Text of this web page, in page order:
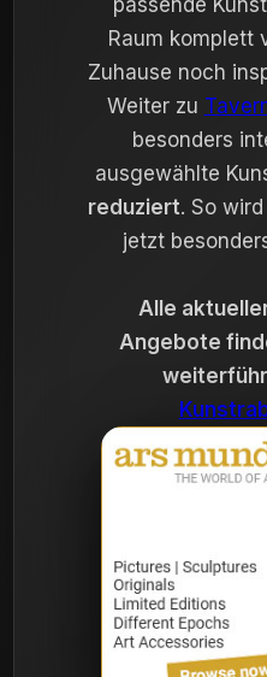
Raum komplett
Zuhause noch
Weiter zu
besonders
ausgewählte
reduziert. So
jetzt
Alle
Angebote